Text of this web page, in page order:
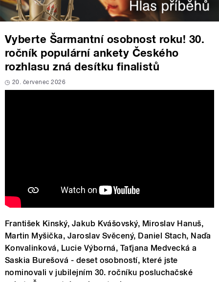
Vyberte Šarmantní osobnost roku! 30.
ročník populární ankety Českého
rozhlasu zná desítku finalistů
20. červenec 2026
František Kinský, Jakub Kvášovský, Miroslav Hanuš,
Martin Myšička, Jaroslav Svěcený, Daniel Stach, Naďa
Konvalinková, Lucie Výborná, Taťjana Medvecká a
Saskia Burešová - deset osobností, které jste
nominovali v jubilejním 30. ročníku posluchačské